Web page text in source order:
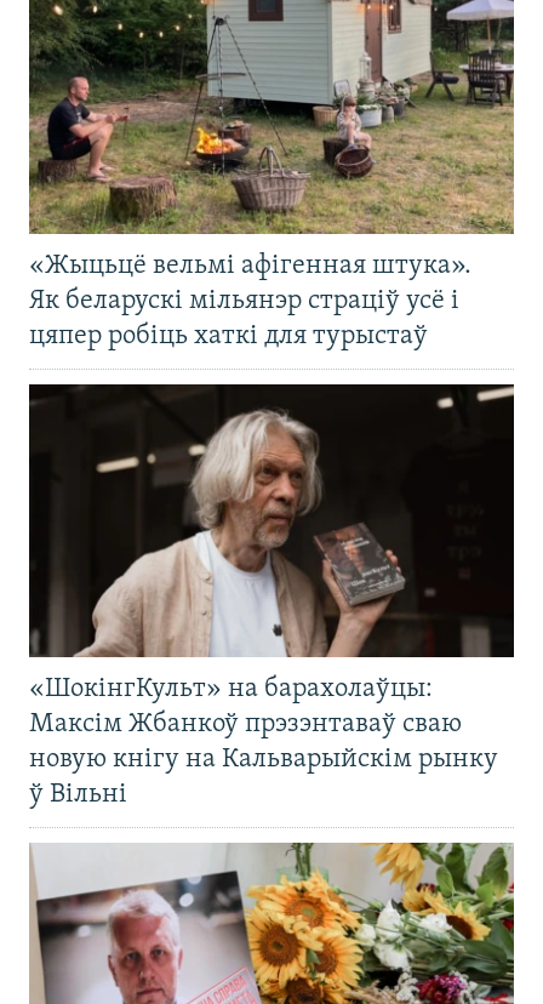
«Жыцьцё вельмі афігенная штука».
Як беларускі мільянэр страціў усё і
цяпер робіць хаткі для турыстаў
«ШокінгКульт» на барахолаўцы:
Максім Жбанкоў прэзэнтаваў сваю
новую кнігу на Кальварыйскім рынку
ў Вільні